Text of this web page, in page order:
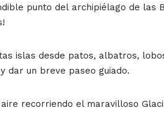
punto del archipiélago de las
islas desde patos, albatros,
dar un breve paseo guiado.
recorriendo el maravilloso